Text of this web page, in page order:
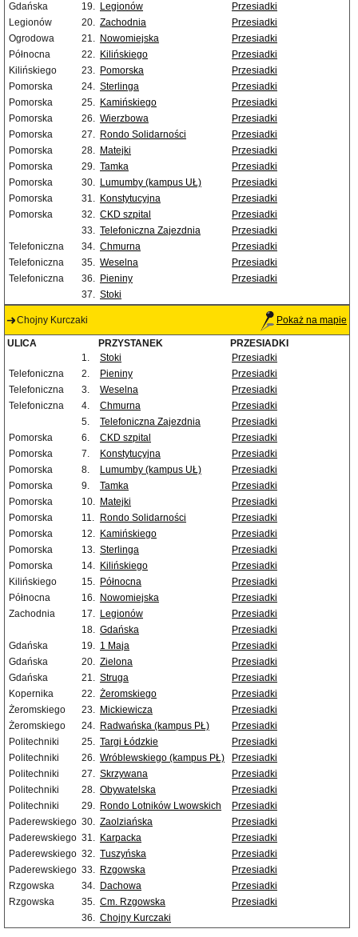
Gdańska
19. Legionów
Przesiadki
Legionów
20. Zachodnia
Przesiadki
Ogrodowa
21. Nowomiejska
Przesiadki
Północna
22. Kilińskiego
Przesiadki
Kilińskiego
23. Pomorska
Przesiadki
Pomorska
24. Sterlinga
Przesiadki
Pomorska
25. Kamińskiego
Przesiadki
Pomorska
26. Wierzbowa
Przesiadki
Pomorska
27. Rondo Solidarności
Przesiadki
Pomorska
28. Matejki
Przesiadki
Pomorska
29. Tamka
Przesiadki
Pomorska
30. Lumumby (kampus UŁ)
Przesiadki
Pomorska
31. Konstytucyjna
Przesiadki
Pomorska
32. CKD szpital
Przesiadki
33. Telefoniczna Zajezdnia
Przesiadki
Telefoniczna
34. Chmurna
Przesiadki
Telefoniczna
35. Weselna
Przesiadki
Telefoniczna
36. Pieniny
Przesiadki
37. Stoki
Chojny Kurczaki Pokaż na mapie
ULICA PRZYSTANEK
PRZESIADKI
1.
Stoki
Przesiadki
Telefoniczna
2. Pieniny
Przesiadki
Telefoniczna
3. Weselna
Przesiadki
Telefoniczna
4. Chmurna
Przesiadki
5.
Telefoniczna Zajezdnia
Przesiadki
Pomorska
6. CKD szpital
Przesiadki
Pomorska
7. Konstytucyjna
Przesiadki
Pomorska
8. Lumumby (kampus UŁ)
Przesiadki
Pomorska
9. Tamka
Przesiadki
Pomorska
10. Matejki
Przesiadki
Pomorska
11. Rondo Solidarności
Przesiadki
Pomorska
12. Kamińskiego
Przesiadki
Pomorska
13. Sterlinga
Przesiadki
Pomorska
14. Kilińskiego
Przesiadki
Kilińskiego
15. Północna
Przesiadki
Północna
16. Nowomiejska
Przesiadki
Zachodnia
17. Legionów
Przesiadki
18. Gdańska
Przesiadki
Gdańska
19. 1 Maja
Przesiadki
Gdańska
20. Zielona
Przesiadki
Gdańska
21. Struga
Przesiadki
Kopernika
22. Żeromskiego
Przesiadki
Żeromskiego
23. Mickiewicza
Przesiadki
Żeromskiego
24. Radwańska (kampus PŁ)
Przesiadki
Politechniki
25. Targi Łódzkie
Przesiadki
Politechniki
26. Wróblewskiego (kampus PŁ)
Przesiadki
Politechniki
27. Skrzywana
Przesiadki
Politechniki
28. Obywatelska
Przesiadki
Politechniki
29. Rondo Lotników Lwowskich
Przesiadki
Paderewskiego 30. Zaolziańska
Przesiadki
Paderewskiego 31. Karpacka
Przesiadki
Paderewskiego 32. Tuszyńska
Przesiadki
Paderewskiego 33. Rzgowska
Przesiadki
Rzgowska
34. Dachowa
Przesiadki
Rzgowska
35. Cm. Rzgowska
Przesiadki
36. Chojny Kurczaki